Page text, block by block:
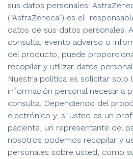
sus datos personales.
(“AstraZeneca”) es el
datos de sus datos personales.
consulta, evento adverso o
del producto, puede
recopilar y utilizar datos
Nuestra política es solicitar solo
información personal necesaria
consulta. Dependiendo del
electrónico y, si usted es un
paciente, un representante del
nosotros podemos recopilar y
personales sobre usted, como